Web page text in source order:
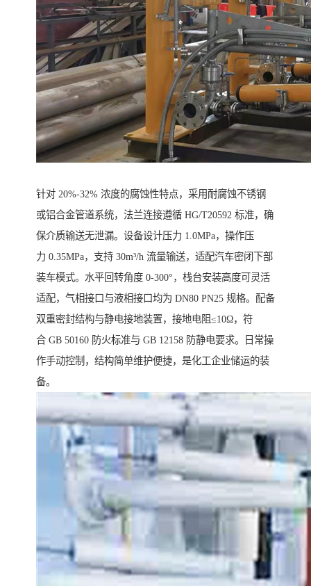
针对 20%-32% 浓度的腐蚀性特点，采用耐腐蚀不锈钢
或铝合金管道系统，法兰连接遵循 HG/T20592 标准，确
保介质输送无泄漏。设备设计压力 1.0MPa，操作压
力 0.35MPa，支持 30m³/h 流量输送，适配汽车密闭下部
装车模式。水平回转角度 0-300°，栈台安装高度可灵活
适配，气相接口与液相接口均为 DN80 PN25 规格。配备
双重密封结构与静电接地装置，接地电阻≤10Ω，符
合 GB 50160 防火标准与 GB 12158 防静电要求。日常操
作手动控制，结构简单维护便捷，是化工企业储运的装
备。